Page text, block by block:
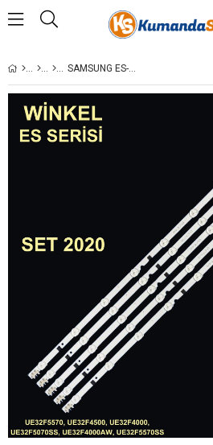
SAMSUNG ES-035,UE32F5570, UE32F4500, UE32F4000, UE32F5070SS, UE32F4000AW, UE32F5570SS, UE32F5500AW, UE32F5500UE2F5000-UE32F5000-UE32F5300-UE32F5500-UE32F5700-HF32BGS/V1-UE32F5070-UE32F4000 UE32F5570 UE32F5500AW UE32F5070 AD2GE-320SC1-R0 (65,8 CM) 34659 LC